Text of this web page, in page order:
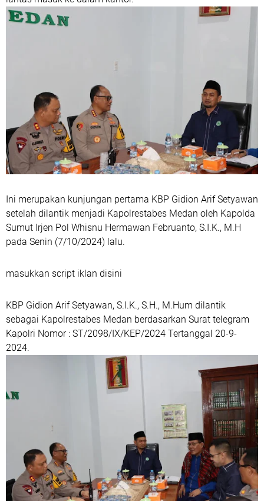
Ini merupakan kunjungan pertama KBP Gidion Arif Setyawan
setelah dilantik menjadi Kapolrestabes Medan oleh Kapolda
Sumut Irjen Pol Whisnu Hermawan Februanto, S.I.K., M.H
pada Senin (7/10/2024) lalu.
masukkan script iklan disini
KBP Gidion Arif Setyawan, S.I.K., S.H., M.Hum dilantik
sebagai Kapolrestabes Medan berdasarkan Surat telegram
Kapolri Nomor : ST/2098/IX/KEP/2024 Tertanggal 20-9-
2024.